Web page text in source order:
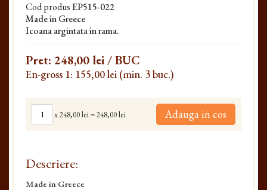
Cod produsEP515-022
Made in Greece
Icoana argintata in rama.
Pret: 248,00 lei/ BUC
En-gross 1: 155,00 lei (min. 3 buc.)
x248,00 lei=248,00 lei Adauga in cos
Descriere:
Made in Greece